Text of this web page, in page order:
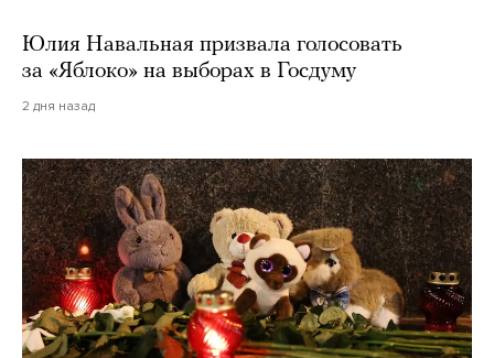
Юлия Навальная призвала голосовать
за «Яблоко» на выборах в Госдуму
2 дня назад